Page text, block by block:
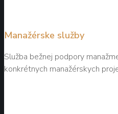
Manažérske služby
Služba bežnej podpory
konkrétnych manažérskych